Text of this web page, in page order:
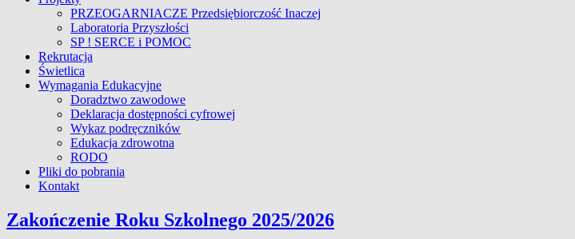
PRZEOGARNIACZE Przedsiębiorczość Inaczej
Laboratoria Przyszłości
SP ! SERCE i POMOC
Rekrutacja
Świetlica
Wymagania Edukacyjne
Doradztwo zawodowe
Deklaracja dostępności cyfrowej
Wykaz podręczników
Edukacja zdrowotna
RODO
Pliki do pobrania
Kontakt
Zakończenie Roku Szkolnego 2025/2026